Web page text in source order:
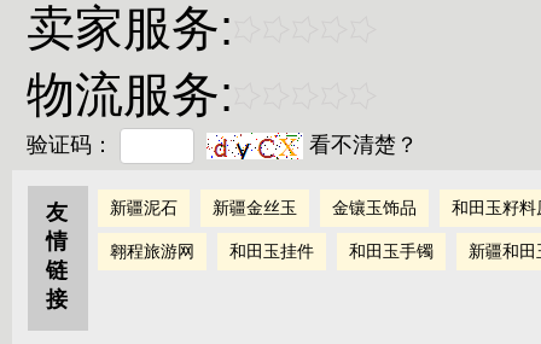
卖家服务:
物流服务:
验证码： 看不清楚？
友
情
链
接
新疆泥石 新疆金丝玉 金镶玉饰品 和田玉籽料
翱程旅游网 和田玉挂件 和田玉手镯 新疆和田